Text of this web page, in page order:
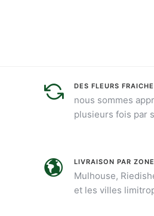
variations.
être
choisies
DES FLEURS
nous sommes
plusieurs fois par
LIVRAISON PAR ZONE
Mulhouse,
et les villes